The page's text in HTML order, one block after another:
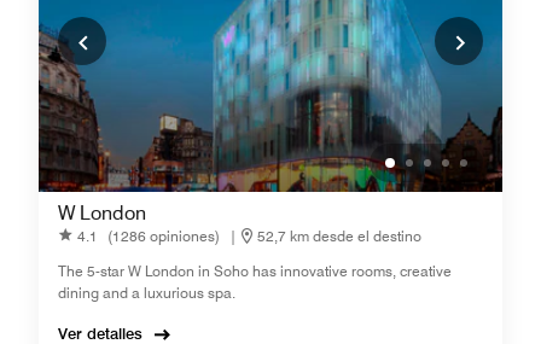
W London
4.1 (1286 opiniones) |
52,7 km desde el destino
The 5-star W London in Soho has innovative rooms, creative
dining and a luxurious spa.
Ver detalles